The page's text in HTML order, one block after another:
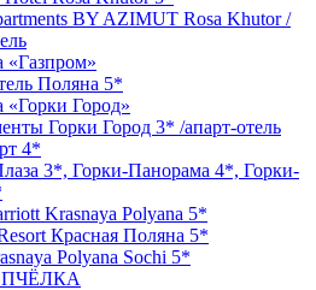
BY AZIMUT Rosa Khutor /
«Газпром»
Поляна 5*
«Горки Город»
Горки Город 3* /апарт-отель
4*
3*, Горки-Панорама 4*, Горки-
Krasnaya Polyana 5*
Красная Поляна 5*
Polyana Sochi 5*
ПЧЁЛКА